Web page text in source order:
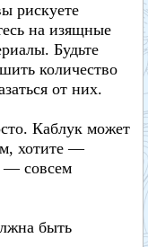
рискуете
на изящные
Будьте
количество
от них.
Каблук может
хотите —
— совсем
быть